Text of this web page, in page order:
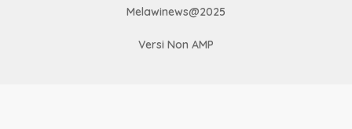
Melawinews@2025
Versi Non AMP